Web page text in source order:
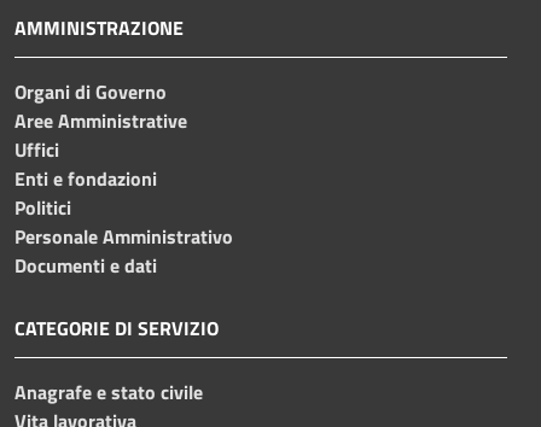
AMMINISTRAZIONE
Organi di Governo
Aree Amministrative
Uffici
Enti e fondazioni
Politici
Personale Amministrativo
Documenti e dati
CATEGORIE DI SERVIZIO
Anagrafe e stato civile
Vita lavorativa